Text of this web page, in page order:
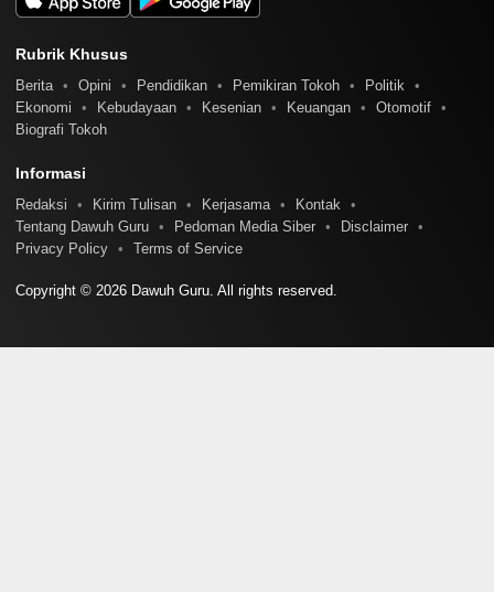
Rubrik Khusus
Berita Opini Pendidikan Pemikiran Tokoh
Politik
Ekonomi
Kebudayaan Kesenian Keuangan
Otomotif
Biografi Tokoh
Informasi
Redaksi Kirim Tulisan Kerjasama
Kontak
Tentang Dawuh Guru
Pedoman Media Siber
Disclaimer
Privacy Policy
Terms of Service
Copyright © 2026 Dawuh Guru. All rights reserved.